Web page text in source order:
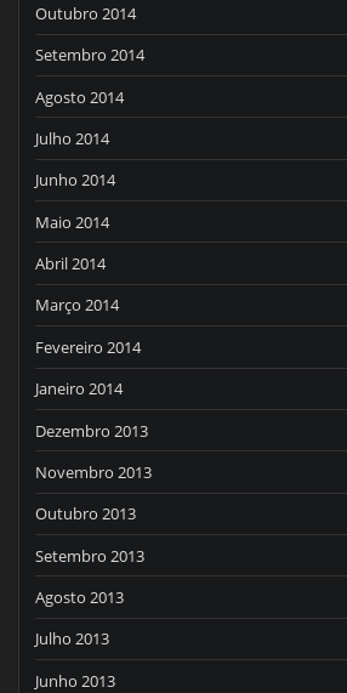
Outubro 2014
Setembro 2014
Agosto 2014
Julho 2014
Junho 2014
Maio 2014
Abril 2014
Março 2014
Fevereiro 2014
Janeiro 2014
Dezembro 2013
Novembro 2013
Outubro 2013
Setembro 2013
Agosto 2013
Julho 2013
Junho 2013